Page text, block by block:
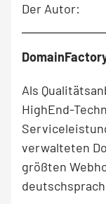
Der Autor:
Als
HighEnd-
verwalteten
größten